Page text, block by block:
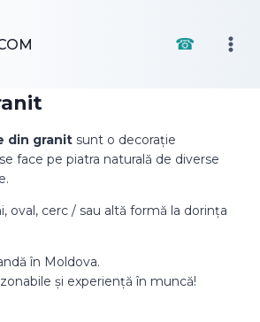
☎
din granit sunt o decorație
face pe piatra naturală de diverse
oval, cerc / sau altă formă la dorința
în Moldova.
și experiență în muncă!